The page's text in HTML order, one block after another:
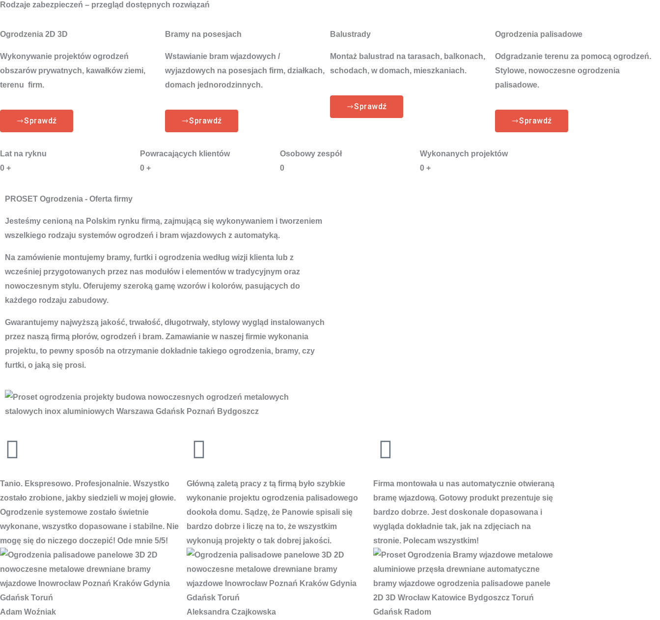
Rodzaje zabezpieczeń – przegląd dostępnych rozwiązań
Ogrodzenia 2D 3D
Wykonywanie projektów ogrodzeń
obszarów prywatnych, kawałków ziemi,
terenu firm.
Sprawdź
Bramy na posesjach
Wstawianie bram wjazdowych /
wyjazdowych na posesjach firm, działkach,
domach jednorodzinnych.
Sprawdź
Balustrady
Montaż balustrad na tarasach, balkonach,
schodach, w domach, mieszkaniach.
Sprawdź
Ogrodzenia palisadowe
Odgradzanie terenu za pomocą ogrodzeń.
Stylowe, nowoczesne ogrodzenia
palisadowe.
Sprawdź
Lat na ryknu
0 +
Powracających klientów
0 +
Osobowy zespół
0
Wykonanych projektów
0 +
PROSET Ogrodzenia - Oferta firmy
Jesteśmy cenioną na Polskim rynku firmą, zajmującą się wykonywaniem i tworzeniem
wszelkiego rodzaju systemów ogrodzeń i bram wjazdowych z automatyką.
Na zamówienie montujemy bramy, furtki i ogrodzenia według wizji klienta lub z
wcześniej przygotowanych przez nas modułów i elementów w tradycyjnym oraz
nowoczesnym stylu. Oferujemy szeroką gamę wzorów i kolorów, pasujących do
każdego rodzaju zabudowy.
Gwarantujemy najwyższą jakość, trwałość, długotrwały, stylowy wygląd instalowanych
przez naszą firmą płorów, ogrodzeń i bram. Zamawianie w naszej firmie wykonania
projektu, to pewny sposób na otrzymanie dokładnie takiego ogrodzenia, bramy, czy
furtki, o jaką się prosi.
Tanio. Ekspresowo. Profesjonalnie. Wszystko
zostało zrobione, jakby siedzieli w mojej głowie.
Ogrodzenie systemowe zostało świetnie
wykonane, wszystko dopasowane i stabilne. Nie
mogę się do niczego doczepić! Ode mnie 5/5!
Adam Woźniak
Główną zaletą pracy z tą firmą było szybkie
wykonanie projektu ogrodzenia palisadowego
dookoła domu. Sądzę, że Panowie spisali się
bardzo dobrze i liczę na to, że wszystkim
wykonują projekty o tak dobrej jakości.
Aleksandra Czajkowska
Firma montowała u nas automatycznie otwieraną
bramę wjazdową. Gotowy produkt prezentuje się
bardzo dobrze. Jest doskonale dopasowana i
wygląda dokładnie tak, jak na zdjęciach na
stronie. Polecam wszystkim!